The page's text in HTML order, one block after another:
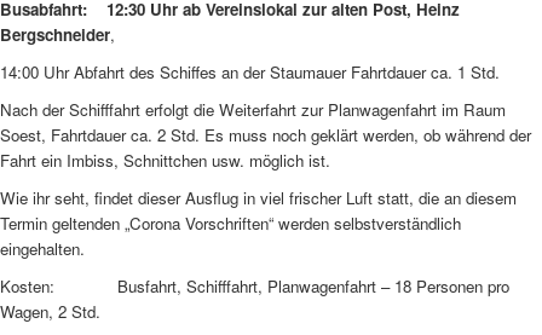
Busabfahrt:
12:30 Uhr ab Vereinslokal zur alten Post, Heinz
Bergschneider,
14:00 Uhr Abfahrt des Schiffes an der Staumauer Fahrtdauer ca. 1 Std.
Nach der Schifffahrt erfolgt die Weiterfahrt zur Planwagenfahrt im Raum
Soest, Fahrtdauer ca. 2 Std. Es muss noch geklärt werden, ob während der
Fahrt ein Imbiss, Schnittchen usw. möglich ist.
Wie ihr seht, findet dieser Ausflug in viel frischer Luft statt, die an diesem
Termin geltenden „Corona Vorschriften“ werden selbstverständlich
eingehalten.
Kosten: Busfahrt, Schifffahrt, Planwagenfahrt – 18 Personen pro
Wagen, 2 Std.